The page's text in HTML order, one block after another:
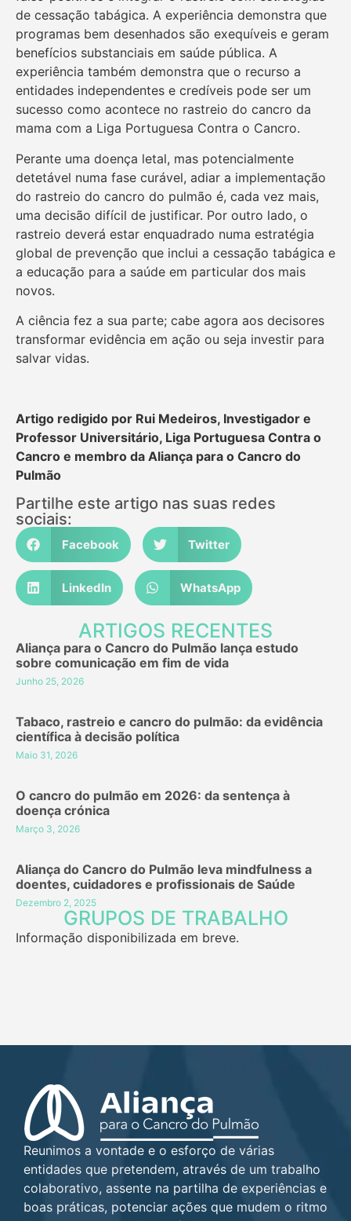
de cessação tabágica. A experiência demonstra que
programas bem desenhados são exequíveis e geram
benefícios substanciais em saúde pública. A
experiência também demonstra que o recurso a
entidades independentes e credíveis pode ser um
sucesso como acontece no rastreio do cancro da
mama com a Liga Portuguesa Contra o Cancro.
Perante uma doença letal, mas potencialmente
detetável numa fase curável, adiar a implementação
do rastreio do cancro do pulmão é, cada vez mais,
uma decisão difícil de justificar. Por outro lado, o
rastreio deverá estar enquadrado numa estratégia
global de prevenção que inclui a cessação tabágica e
a educação para a saúde em particular dos mais
novos.
A ciência fez a sua parte; cabe agora aos decisores
transformar evidência em ação ou seja investir para
salvar vidas.
Artigo redigido por Rui Medeiros, Investigador e
Professor Universitário, Liga Portuguesa Contra o
Cancro e membro da Aliança para o Cancro do
Pulmão
Partilhe este artigo nas suas redes
sociais:
Facebook Twitter
LinkedIn WhatsApp
ARTIGOS RECENTES
Aliança para o Cancro do Pulmão lança estudo
sobre comunicação em fim de vida
Junho 25, 2026
Tabaco, rastreio e cancro do pulmão: da evidência
científica à decisão política
Maio 31, 2026
O cancro do pulmão em 2026: da sentença à
doença crónica
Março 3, 2026
Aliança do Cancro do Pulmão leva mindfulness a
doentes, cuidadores e profissionais de Saúde
Dezembro 2, 2025
GRUPOS DE TRABALHO
Informação disponibilizada em breve.
Reunimos a vontade e o esforço de várias
entidades que pretendem, através de um trabalho
colaborativo, assente na partilha de experiências e
boas práticas, potenciar ações que mudem o ritmo